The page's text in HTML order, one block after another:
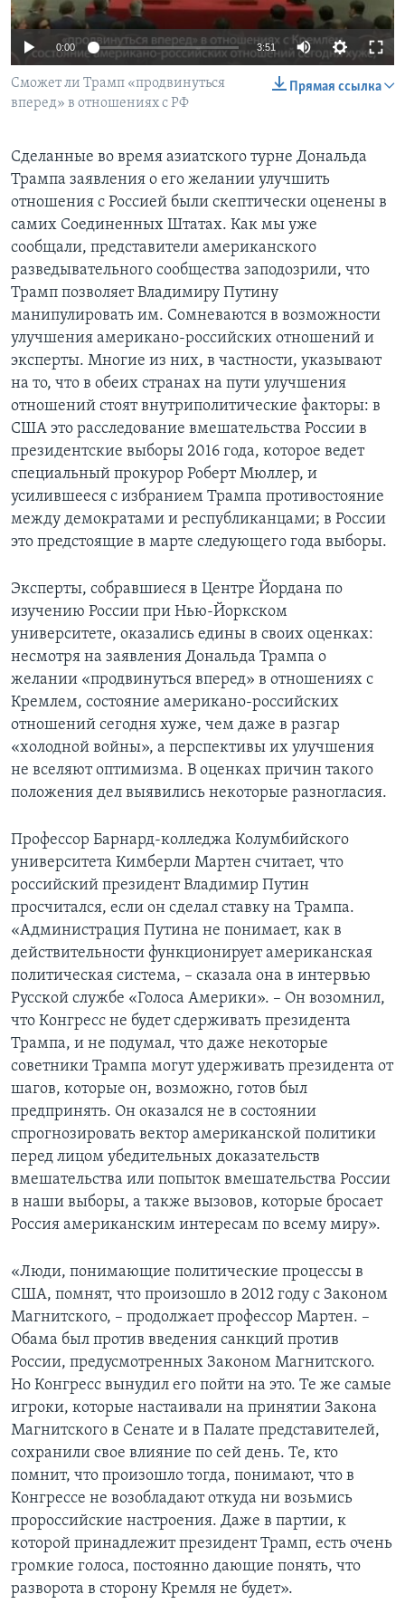
Learning English
СОЦИАЛЬНЫЕ СЕТИ
Языки
0:00 3:51
Прямая ссылка
Сможет ли Трамп «продвинуться
вперед» в отношениях с РФ
Сделанные во время азиатского турне Дональда
Трампа заявления о его желании улучшить
отношения с Россией были скептически оценены в
самих Соединенных Штатах. Как мы уже
сообщали, представители американского
разведывательного сообщества заподозрили, что
Трамп позволяет Владимиру Путину
манипулировать им. Сомневаются в возможности
улучшения американо-российских отношений и
эксперты. Многие из них, в частности, указывают
на то, что в обеих странах на пути улучшения
отношений стоят внутриполитические факторы: в
США это расследование вмешательства России в
президентские выборы 2016 года, которое ведет
специальный прокурор Роберт Мюллер, и
усилившееся с избранием Трампа противостояние
между демократами и республиканцами; в России
это предстоящие в марте следующего года выборы.
Эксперты, собравшиеся в Центре Йордана по
изучению России при Нью-Йоркском
университете, оказались едины в своих оценках:
несмотря на заявления Дональда Трампа о
желании «продвинуться вперед» в отношениях с
Кремлем, состояние американо-российских
отношений сегодня хуже, чем даже в разгар
«холодной войны», а перспективы их улучшения
не вселяют оптимизма. В оценках причин такого
положения дел выявились некоторые разногласия.
Профессор Барнард-колледжа Колумбийского
университета Кимберли Мартен считает, что
российский президент Владимир Путин
просчитался, если он сделал ставку на Трампа.
«Администрация Путина не понимает, как в
действительности функционирует американская
политическая система, – сказала она в интервью
Русской службе «Голоса Америки». – Он возомнил,
что Конгресс не будет сдерживать президента
Трампа, и не подумал, что даже некоторые
советники Трампа могут удерживать президента от
шагов, которые он, возможно, готов был
предпринять. Он оказался не в состоянии
спрогнозировать вектор американской политики
перед лицом убедительных доказательств
вмешательства или попыток вмешательства России
в наши выборы, а также вызовов, которые бросает
Россия американским интересам по всему миру».
«Люди, понимающие политические процессы в
США, помнят, что произошло в 2012 году с Законом
Магнитского, – продолжает профессор Мартен. –
Обама был против введения санкций против
России, предусмотренных Законом Магнитского.
Но Конгресс вынудил его пойти на это. Те же самые
игроки, которые настаивали на принятии Закона
Магнитского в Сенате и в Палате представителей,
сохранили свое влияние по сей день. Те, кто
помнит, что произошло тогда, понимают, что в
Конгрессе не возобладают откуда ни возьмись
пророссийские настроения. Даже в партии, к
которой принадлежит президент Трамп, есть очень
громкие голоса, постоянно дающие понять, что
разворота в сторону Кремля не будет».